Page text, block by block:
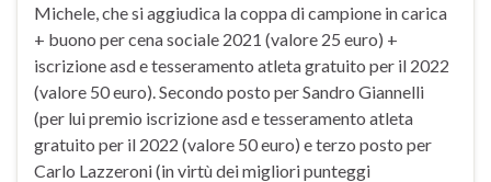
Michele, che si aggiudica la coppa di campione in carica
+ buono per cena sociale 2021 (valore 25 euro) +
iscrizione asd e tesseramento atleta gratuito per il 2022
(valore 50 euro). Secondo posto per Sandro Giannelli
(per lui premio iscrizione asd e tesseramento atleta
gratuito per il 2022 (valore 50 euro) e terzo posto per
Carlo Lazzeroni (in virtù dei migliori punteggi